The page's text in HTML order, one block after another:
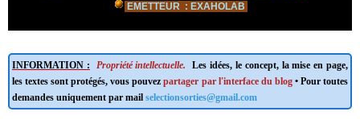
EMETTEUR : EXAHOLAB
INFORMATION : Propriété intellectuelle.
Les idées, le concept, la mise en page,
les textes sont protégés, vous pouvezpartager par l'interface du blog• Pour toutes
demandes uniquement par mail selectionsorties@gmail.com